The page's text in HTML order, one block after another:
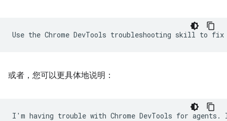
或者，您可以更具体地说明：
I'm having trouble with Chrome DevTools for